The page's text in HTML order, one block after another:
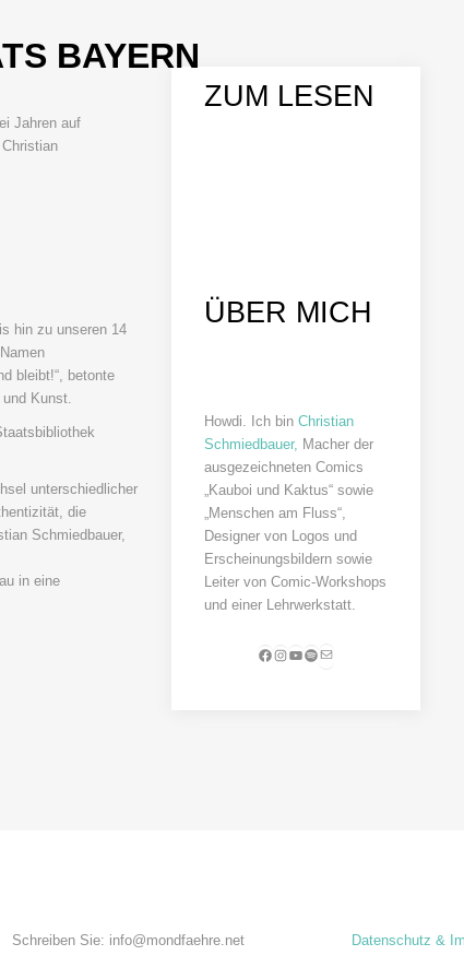
BAYERN
Jahren auf
hin zu unseren 14
bleibt!“, betonte
Kunst.
unterschiedlicher
die
Schmiedbauer,
in eine
ZUM LESEN
ÜBER MICH
Howdi. Ich binChristian
Schmiedbauer, Macher der
ausgezeichneten Comics
„Kauboi und Kaktus“ sowie
„Menschen am Fluss“,
Designer von Logos und
Erscheinungsbildern sowie
Leiter von Comic-Workshops
und einer Lehrwerkstatt.
Facebook
Instagram
YouTube
Spotify
Schreiben Sie: info@mondfaehre.net Datenschutz &